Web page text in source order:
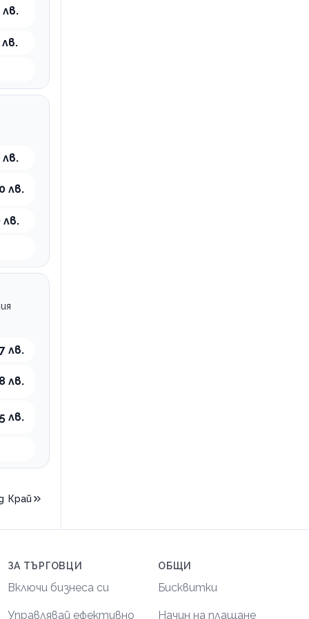
лв.
лв.
лв.
лв.
Край
ЗА ТЪРГОВЦИ
Включи бизнеса си
Управлявай ефективно
ОБЩИ
Бисквитки
Начин на плащане